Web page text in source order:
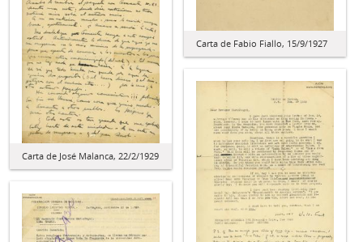
Carta de Fabio Fiallo, 15/9/1927
Carta de José Malanca, 22/2/1929